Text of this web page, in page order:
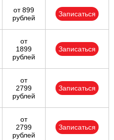
от 899
рублей
Записаться
от
1899
рублей
Записаться
от
2799
рублей
Записаться
от
2799
рублей
Записаться